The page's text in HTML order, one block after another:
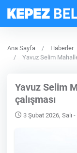
Ana Sayfa
Haberler
Yavuz Selim
Yavuz Selim
çalışması
3 Şubat 2026, Salı